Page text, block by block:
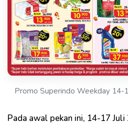
Promo Superindo Weekday 14-
Pada awal pekan ini, 14-17